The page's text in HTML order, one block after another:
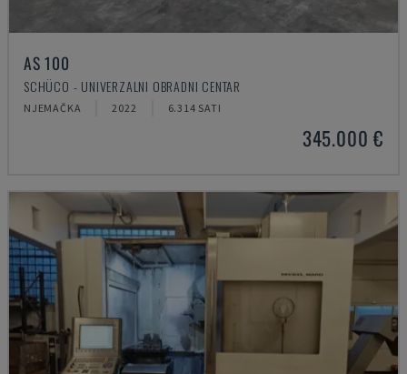
AS 100
SCHÜCO - UNIVERZALNI OBRADNI CENTAR
NJEMAČKA 2022 6.314 SATI
345.000 €